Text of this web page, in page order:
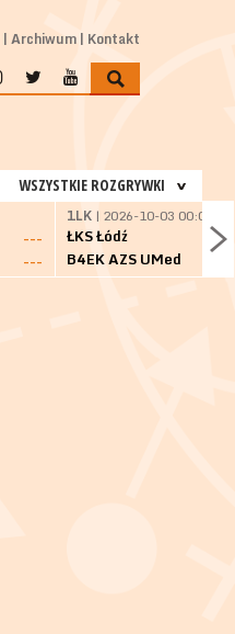
Archiwum Kontakt
WSZYSTKIE ROZGRYWKI
---
---
1LK | 2026-10-03 00:00
ŁKS Łódź
B4EK AZS UMed